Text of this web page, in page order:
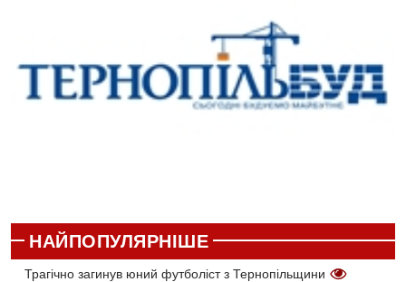
НАЙПОПУЛЯРНІШЕ
Трагічно загинув юний футболіст з Тернопільщини